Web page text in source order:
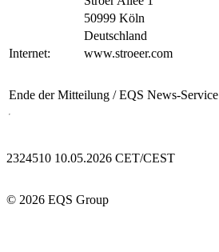
50999 Köln
Deutschland
Internet:
www.stroeer.com
Ende der Mitteilung / EQS News-Service
2324510 10.05.2026 CET/CEST
© 2026 EQS Group